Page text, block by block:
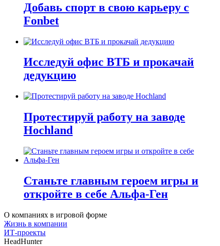
Добавь спорт в свою карьеру с
Fonbet
Исследуй офис ВТБ и прокачай
дедукцию
Протестируй работу на заводе
Hochland
Станьте главным героем игры и
откройте в себе Альфа-Ген
О компаниях в игровой форме
Жизнь в компании
ИТ-проекты
HeadHunter